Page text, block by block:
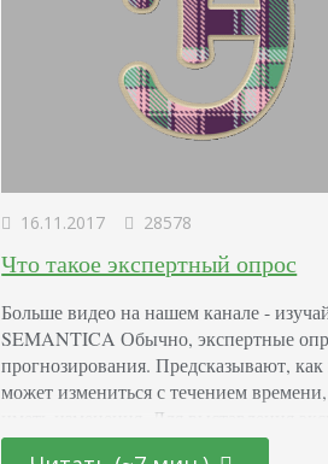
16.11.2017 28578
Что такое экспертный опрос
Больше видео на нашем канале -
SEMANTICA Обычно, экспертные
прогнозирования. Предсказывают, как
может измениться с течением
иметь изменения. Для выставления
Устанавливают степени достоверности